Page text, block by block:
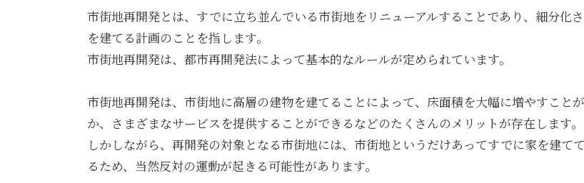
市街地再開発とは、すでに立ち並んでいる市街地をリニューアルすることであり、細分化
を建てる計画のことを指します。
市街地再開発は、都市再開発法によって基本的なルールが定められています。
市街地再開発は、市街地に高層の建物を建てることによって、床面積を大幅に増やすこと
か、さまざまなサービスを提供することができるなどのたくさんのメリットが存在します。
しかしながら、再開発の対象となる市街地には、市街地というだけあってすでに家を建て
るため、当然反対の運動が起きる可能性があります。